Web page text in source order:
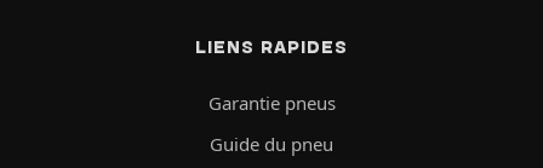
LIENS RAPIDES
Garantie pneus
Guide du pneu